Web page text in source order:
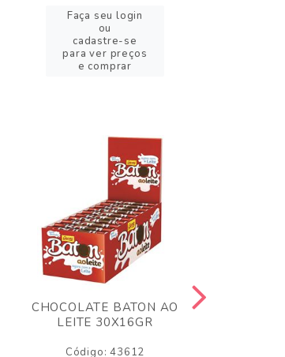
Faça seu login
ou
cadastre-se
para ver preços
e comprar
CHOCOLATE BATON AO
LEITE 30X16GR
Código: 43612